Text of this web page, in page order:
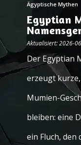
Ägyptische Mythen
Egyptian
Aktualisiert: 2026-
Der Egyptian
erzeugt
Mumien-
bleiben: eine
ein Fluch, den